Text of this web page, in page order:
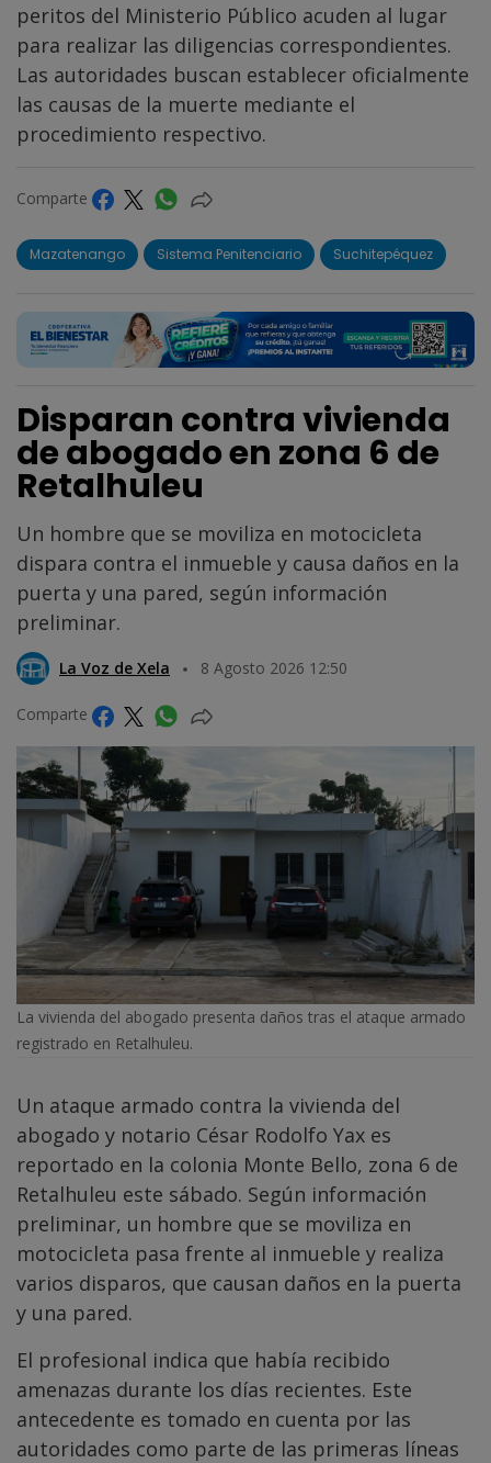
peritos del Ministerio Público acuden al lugar
para realizar las diligencias correspondientes.
Las autoridades buscan establecer oficialmente
las causas de la muerte mediante el
procedimiento respectivo.
Comparte
Mazatenango Sistema Penitenciario Suchitepéquez
Disparan contra vivienda
de abogado en zona 6 de
Retalhuleu
Un hombre que se moviliza en motocicleta
dispara contra el inmueble y causa daños en la
puerta y una pared, según información
preliminar.
La Voz de Xela 8 Agosto 2026 12:50
Comparte
La vivienda del abogado presenta daños tras el ataque armado
registrado en Retalhuleu.
Un ataque armado contra la vivienda del
abogado y notario César Rodolfo Yax es
reportado en la colonia Monte Bello, zona 6 de
Retalhuleu este sábado. Según información
preliminar, un hombre que se moviliza en
motocicleta pasa frente al inmueble y realiza
varios disparos, que causan daños en la puerta
y una pared.
El profesional indica que había recibido
amenazas durante los días recientes. Este
antecedente es tomado en cuenta por las
autoridades como parte de las primeras líneas